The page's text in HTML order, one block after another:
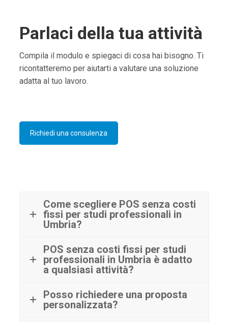
Parlaci della tua attività
Compila il modulo e spiegaci di cosa hai bisogno. Ti
ricontatteremo per aiutarti a valutare una soluzione
adatta al tuo lavoro.
Richiedi una consulenza
Come scegliere POS senza costi
fissi per studi professionali in
Umbria?
POS senza costi fissi per studi
professionali in Umbria è adatto
a qualsiasi attività?
Posso richiedere una proposta
personalizzata?